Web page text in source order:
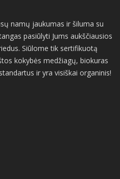
namų jaukumas ir šiluma su
pasiūlyti Jums aukščiausios
Siūlome tik sertifikuotą
kokybės medžiagų, biokuras
ir yra visiškai organinis!